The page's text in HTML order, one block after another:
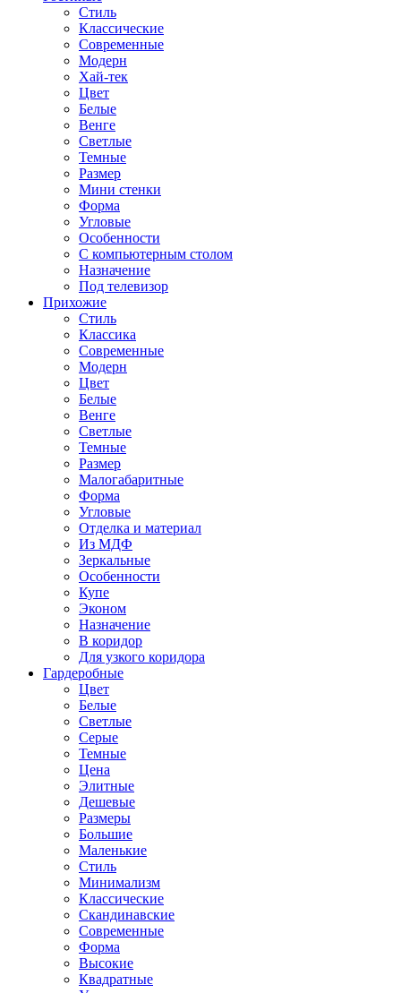
Стиль
Классические
Современные
Модерн
Хай-тек
Цвет
Белые
Венге
Светлые
Темные
Размер
Мини стенки
Форма
Угловые
Особенности
С компьютерным столом
Назначение
Под телевизор
Прихожие
Стиль
Классика
Современные
Модерн
Цвет
Белые
Венге
Светлые
Темные
Размер
Малогабаритные
Форма
Угловые
Отделка и материал
Из МДФ
Зеркальные
Особенности
Купе
Эконом
Назначение
В коридор
Для узкого коридора
Гардеробные
Цвет
Белые
Светлые
Серые
Темные
Цена
Элитные
Дешевые
Размеры
Большие
Маленькие
Стиль
Минимализм
Классические
Скандинавские
Современные
Форма
Высокие
Квадратные